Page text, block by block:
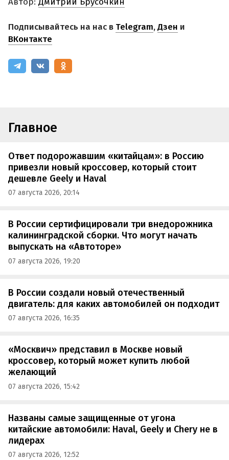
Подписывайтесь на нас в Telegram,Дзен и
ВКонтакте
Главное
Ответ подорожавшим «китайцам»: в Россию
привезли новый кроссовер, который стоит
дешевле Geely и Haval
07 августа 2026, 20:14
В России сертифицировали три внедорожника
калининградской сборки. Что могут начать
выпускать на «Автоторе»
07 августа 2026, 19:20
В России создали новый отечественный
двигатель: для каких автомобилей он подходит
07 августа 2026, 16:35
«Москвич» представил в Москве новый
кроссовер, который может купить любой
желающий
07 августа 2026, 15:42
Названы самые защищенные от угона
китайские автомобили: Haval, Geely и Chery не в
лидерах
07 августа 2026, 12:52